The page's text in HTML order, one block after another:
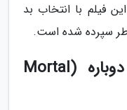
فیلم با انتخاب بد
سپرده شده است.
4. مورتال کامبت: تولد دوباره (Mortal